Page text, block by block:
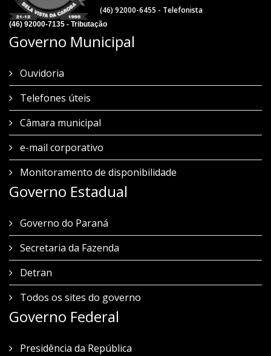
(46) 92000-6455 - Telefonista
(46) 92000-7135 - Tributação
Governo Municipal
Ouvidoria
Telefones úteis
Câmara municipal
e-mail corporativo
Monitoramento de disponibilidade
Governo Estadual
Governo do Paraná
Secretaria da Fazenda
Detran
Todos os sites do governo
Governo Federal
Presidência da República